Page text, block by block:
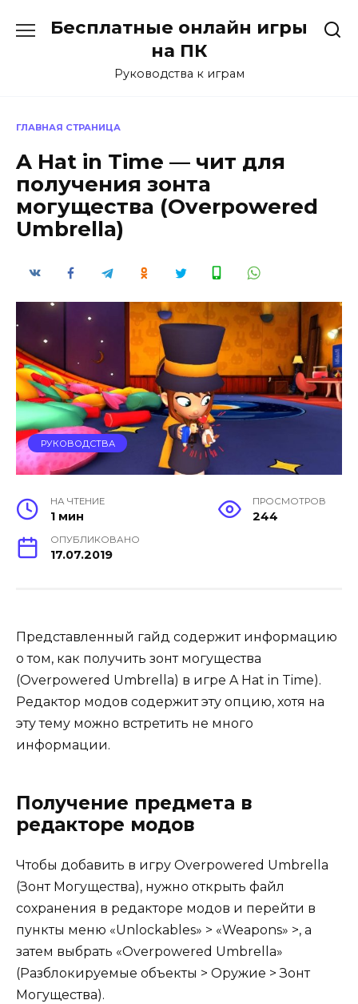
Бесплатные онлайн игры
на ПК
Руководства к играм
ГЛАВНАЯ СТРАНИЦА
A Hat in Time — чит для
получения зонта
могущества (Overpowered
Umbrella)
РУКОВОДСТВА
НА ЧТЕНИЕ
1 мин
ПРОСМОТРОВ
244
ОПУБЛИКОВАНО
17.07.2019
Представленный гайд содержит информацию
о том, как получить зонт могущества
(Overpowered Umbrella) в игре A Hat in Time).
Редактор модов содержит эту опцию, хотя на
эту тему можно встретить не много
информации.
Получение предмета в
редакторе модов
Чтобы добавить в игру Overpowered Umbrella
(Зонт Могущества), нужно открыть файл
сохранения в редакторе модов и перейти в
пункты меню «Unlockables» > «Weapons» >, а
затем выбрать «Overpowered Umbrella»
(Разблокируемые объекты > Оружие > Зонт
Могущества).